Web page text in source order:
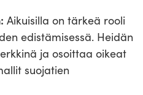
Aikuisilla on tärkeä rooli
edistämisessä. Heidän
ja osoittaa oikeat
suojatien